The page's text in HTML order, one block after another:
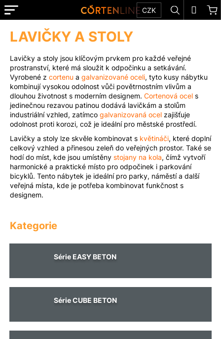
Přejít
na
E-
TIPY
A
INSPIRACE
O
SPOLEČNOSTI
REALIZACE
KONTAKT
NA
MÍRU
CZK Hledat
Menu
LAVIČKY A STOLY
Lavičky a stoly jsou klíčovým prvkem pro každé veřejné
prostranství, které má sloužit k odpočinku a setkávání.
Vyrobené z cortenu a galvanizované oceli, tyto kusy nábytku
kombinují vysokou odolnost vůči povětrnostním vlivům a
dlouhou životnost s moderním designem. Cortenová ocel s
jedinečnou rezavou patinou dodává lavičkám a stolům
industriální vzhled, zatímco galvanizovaná ocel zajišťuje
odolnost proti korozi, což je ideální pro městské prostředí.
Lavičky a stoly lze skvěle kombinovat s květináči, které doplní
celkový vzhled a přinesou zeleň do veřejných prostor. Také se
hodí do míst, kde jsou umístěny stojany na kola, čímž vytvoří
harmonické a praktické místo pro odpočinek i parkování
bicyklů. Tento nábytek je ideální pro parky, náměstí a další
veřejná místa, kde je potřeba kombinovat funkčnost s
designem.
Série EASY BETON
Série CUBE BETON
K
o
C
o
p
o
t
ř
e
b
u
j
e
t
n
j
?
Hledat